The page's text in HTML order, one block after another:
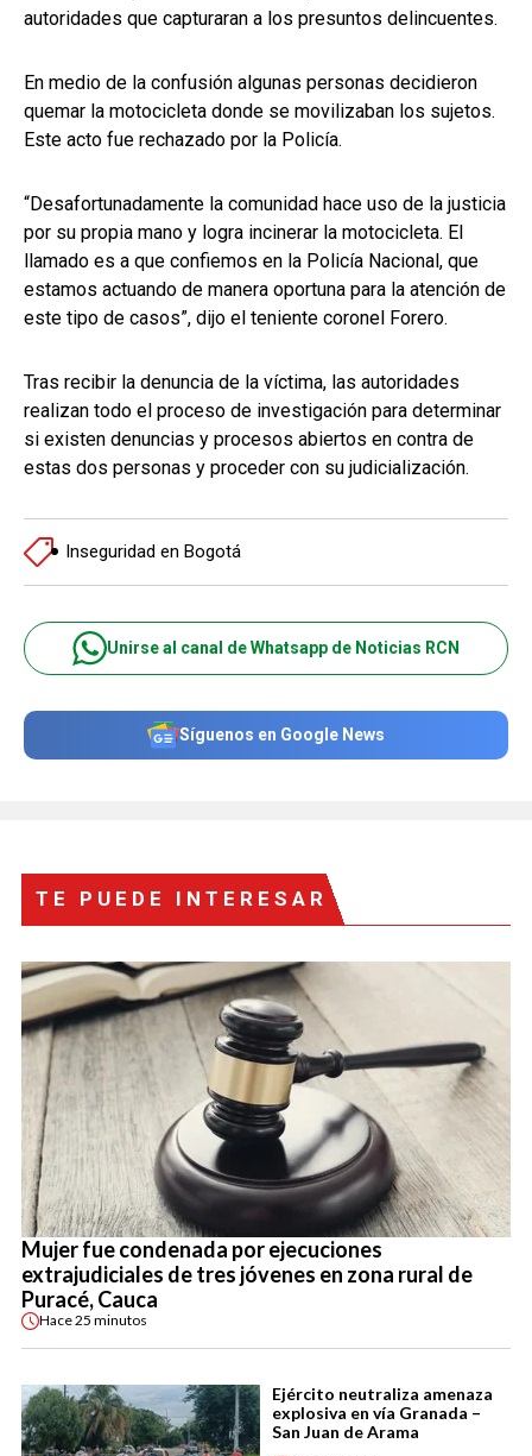
autoridades que capturaran a los presuntos delincuentes.
En medio de la confusión algunas personas decidieron
quemar la motocicleta donde se movilizaban los sujetos.
Este acto fue rechazado por la Policía.
“Desafortunadamente la comunidad hace uso de la justicia
por su propia mano y logra incinerar la motocicleta. El
llamado es a que confiemos en la Policía Nacional, que
estamos actuando de manera oportuna para la atención de
este tipo de casos”, dijo el teniente coronel Forero.
Tras recibir la denuncia de la víctima, las autoridades
realizan todo el proceso de investigación para determinar
si existen denuncias y procesos abiertos en contra de
estas dos personas y proceder con su judicialización.
Inseguridad en Bogotá
Unirse al canal de Whatsapp de Noticias RCN
Síguenos en Google News
TE PUEDE INTERESAR
Mujer fue condenada por ejecuciones
extrajudiciales de tres jóvenes en zona rural de
Puracé, Cauca
Hace25 minutos
Ejército neutraliza amenaza
explosiva en vía Granada –
San Juan de Arama